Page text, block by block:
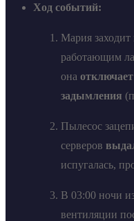
Ход событий:
Мария
работающим
она
задымления
Пылесос
серверов
испугалась,
В 03:00 ночи
вентиляции